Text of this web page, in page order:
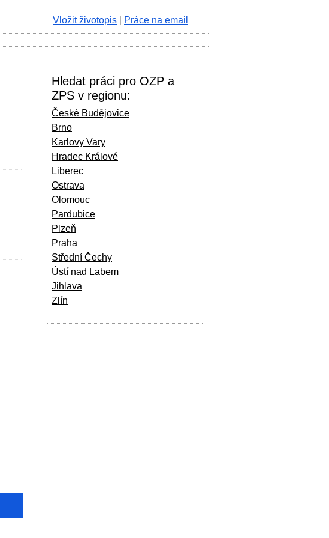
Hledat práci pro OZP a
ZPS v regionu:
České Budějovice
Brno
Karlovy Vary
Hradec Králové
Liberec
Ostrava
Olomouc
Pardubice
Plzeň
Praha
Střední Čechy
Ústí nad Labem
Jihlava
Zlín
Vložit životopis Práce na email